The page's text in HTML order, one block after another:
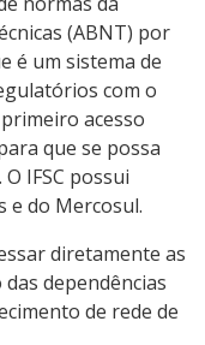
(ABNT) por
é um sistema de
com o
acesso
que se possa
IFSC possui
e do Mercosul.
diretamente as
dependências
de rede de